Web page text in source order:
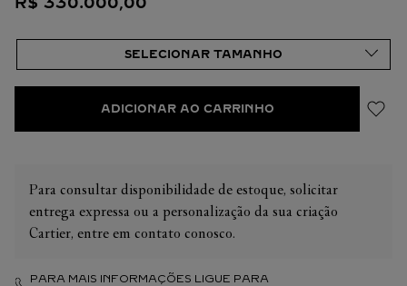
ADICIONAR AO CARRINHO
Para consultar disponibilidade de estoque, solicitar
entrega expressa ou a personalização da sua criação
Cartier, entre em contato conosco.
PARA MAIS INFORMAÇÕES LIGUE PARA